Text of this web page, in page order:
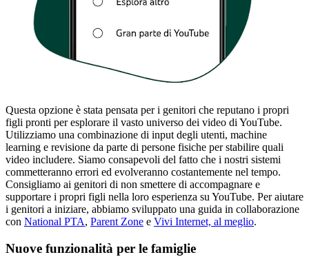
Questa opzione è stata pensata per i genitori che reputano i propri
figli pronti per esplorare il vasto universo dei video di YouTube.
Utilizziamo una combinazione di input degli utenti, machine
learning e revisione da parte di persone fisiche per stabilire quali
video includere. Siamo consapevoli del fatto che i nostri sistemi
commetteranno errori ed evolveranno costantemente nel tempo.
Consigliamo ai genitori di non smettere di accompagnare e
supportare i propri figli nella loro esperienza su YouTube. Per aiutare
i genitori a iniziare, abbiamo sviluppato una guida in collaborazione
con National PTA, Parent Zone e Vivi Internet, al meglio.
Nuove funzionalità per le famiglie